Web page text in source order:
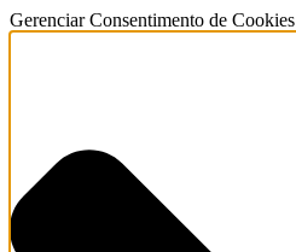
Gerenciar Consentimento de Cookies